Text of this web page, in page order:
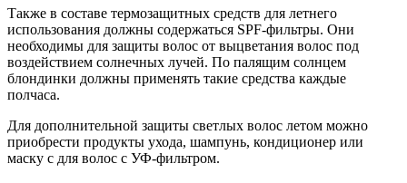
Также в составе термозащитных средств для летнего
использования должны содержаться SPF-фильтры. Они
необходимы для защиты волос от выцветания волос под
воздействием солнечных лучей. По палящим солнцем
блондинки должны применять такие средства каждые
полчаса.
Для дополнительной защиты светлых волос летом можно
приобрести продукты ухода, шампунь, кондиционер или
маску с для волос с УФ-фильтром.